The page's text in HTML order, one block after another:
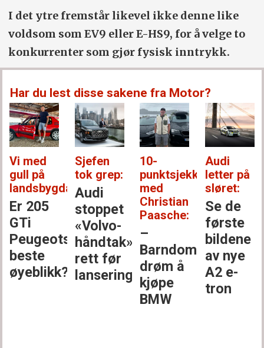
I det ytre fremstår likevel ikke denne like
voldsom som EV9 eller E-HS9, for å velge to
konkurrenter som gjør fysisk inntrykk.
Har du lest disse sakene fra Motor?
Vi med
gull på
landsbygda:
Er 205
GTi
Peugeots
beste
øyeblikk?
Sjefen
tok grep:
Audi
stoppet
«Volvo-
håndtak»
rett før
lansering
10-
punktsjekken
med
Christian
Paasche:
–
Barndoms­
drøm å
kjøpe
BMW
Audi
letter på
sløret:
Se de
første
bildene
av nye
A2 e-
tron